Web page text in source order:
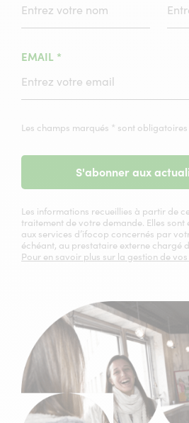
EMAIL *
Les champs marqués * sont obligatoires
S'abonner aux
Les informations recueillies à partir de
traitement de votre demande. Elles sont
aux services d’ifocop concernés par
échéant, au prestataire externe chargé
Pour en savoir plus sur la gestion de